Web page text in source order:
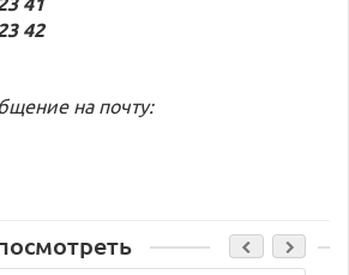
42
на почту: